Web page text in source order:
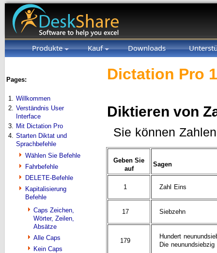
Produkte Kauf Downloads
Pages:
1. Willkommen
2. Verständnis User
Interface
3. Mit Dictation Pro
4. Starten Diktat und
Sprachbefehle
Wählen Sie Befehle
Fahrbefehle
DELETE-Befehle
Kapitalisierung
Befehle
Caps Zeichen,
Wörter, Zeilen,
Absätze
Alle Caps
Kein Caps
Dictation Pro
Diktieren von
Sie können
Geben Sie
auf
Sagen
1 Zahl Eins
17 Siebzehn
179
Hundert
Die neunundsiebzig